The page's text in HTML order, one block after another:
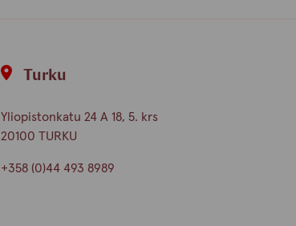
Turku
Yliopistonkatu 24 A 18, 5. krs
20100 TURKU
+358 (0)44 493 8989